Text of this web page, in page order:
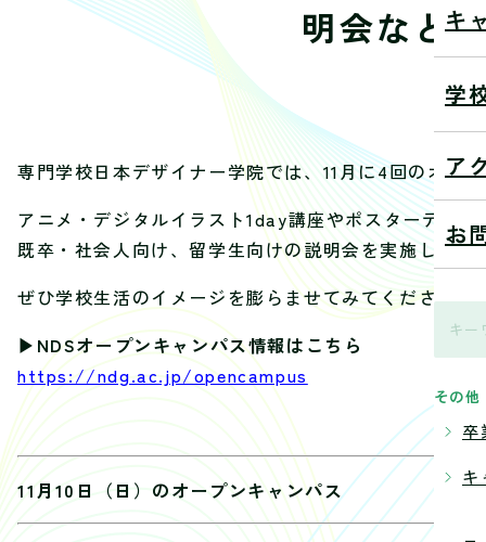
キ
学
ア
お
その他
卒
キ
明会など
専門学校日本デザイナー学院では、11月に4回のオー
アニメ・デジタルイラスト1day講座やポスターデザ
既卒・社会人向け、留学生向けの説明会を実施したり
ぜひ学校生活のイメージを膨らませてみてください。
▶NDSオープンキャンパス情報はこちら
https://ndg.ac.jp/opencampus
11月10日（日）のオープンキャンパス